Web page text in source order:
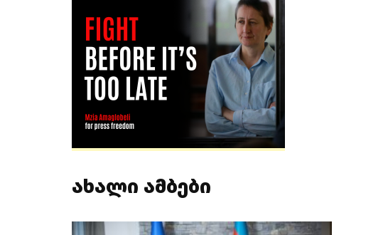
ახალი ამბები